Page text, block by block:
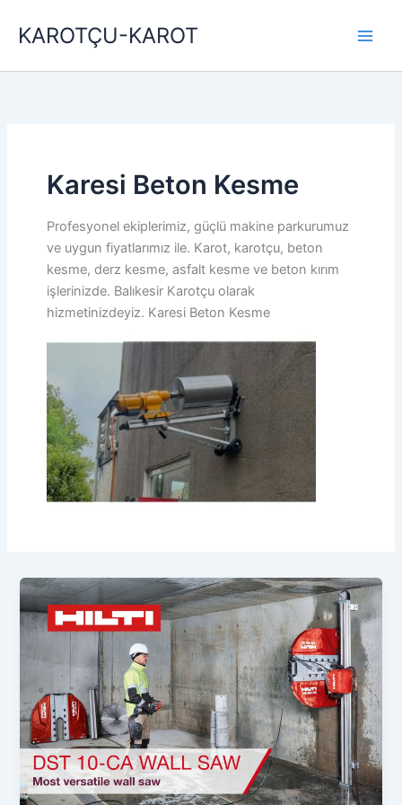
atlaKAROTÇU-KAROT
Karesi Beton Kesme
Profesyonel ekiplerimiz, güçlü makine parkurumuz
ve uygun fiyatlarımız ile. Karot, karotçu, beton
kesme, derz kesme, asfalt kesme ve beton kırım
işlerinizde. Balıkesir Karotçu olarak
hizmetinizdeyiz. Karesi Beton Kesme